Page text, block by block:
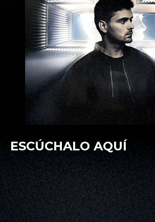
ESCÚCHALO AQUÍ